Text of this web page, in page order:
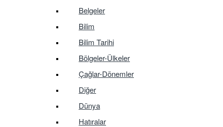
Belgeler
Bilim
Bilim Tarihi
Bölgeler-Ülkeler
Çağlar-Dönemler
Diğer
Dünya
Hatıralar